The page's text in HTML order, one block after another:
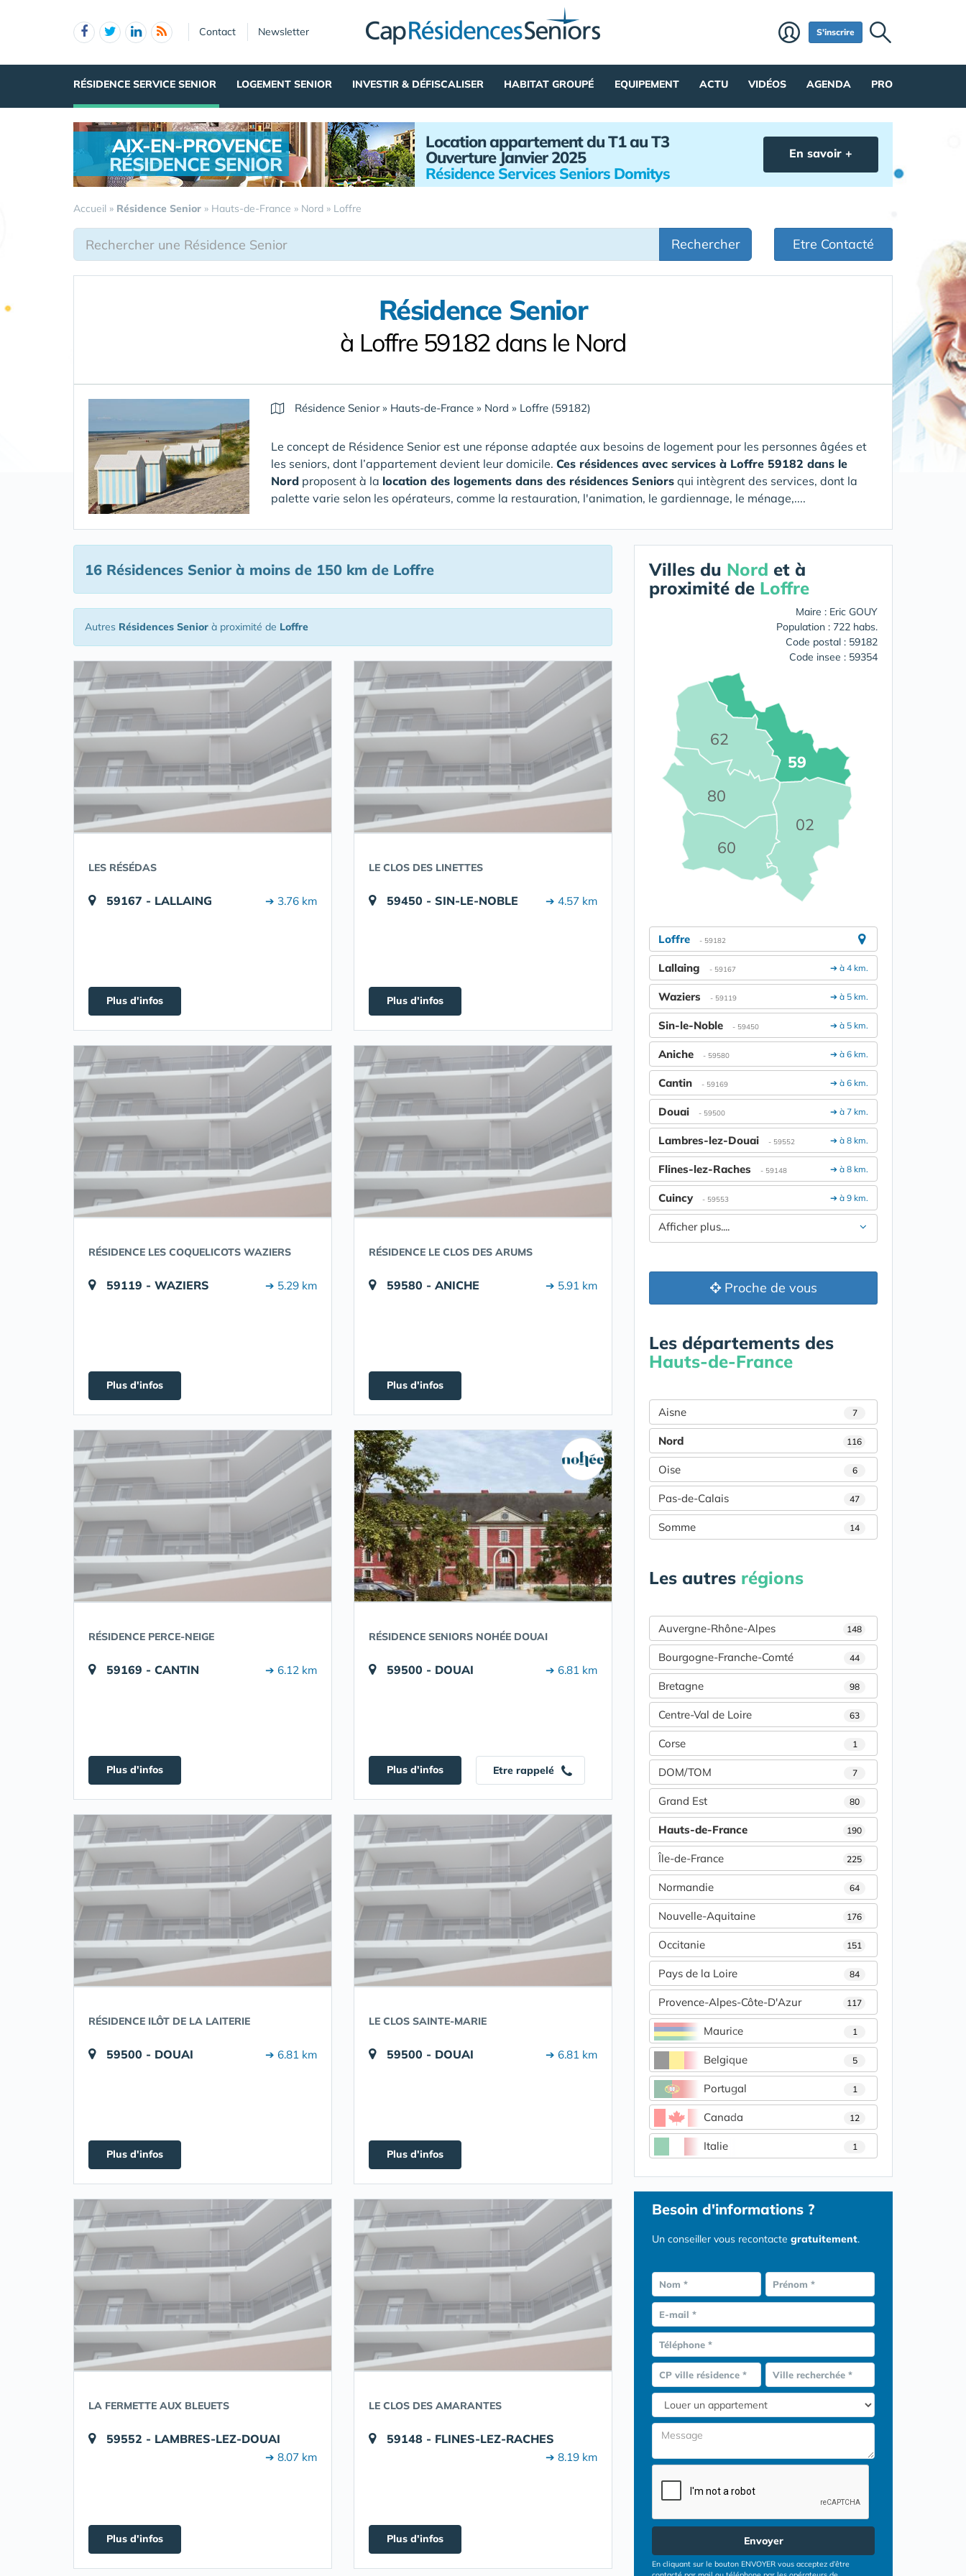
Contact Newsletter S'inscrire
RÉSIDENCE SERVICE SENIOR LOGEMENT SENIOR INVESTIR & DÉFISCALISER HABITAT GROUPÉ EQUIPEMENT ACTU VIDÉOS AGENDA PRO
AIX-EN-PROVENCE
RÉSIDENCE SENIOR
Location appartement du T1 au T3
Ouverture Janvier 2025
Résidence Services Seniors Domitys
En savoir +
Accueil » Résidence Senior » Hauts-de-France » Nord » Loffre
Rechercher Etre Contacté
Résidence Senior
à Loffre 59182 dans le Nord
Résidence Senior» Hauts-de-France » Nord » Loffre (59182)
Le concept de Résidence Senior est une réponse adaptée aux besoins de logement pour les personnes âgées et
les seniors, dont l’appartement devient leur domicile. Ces résidences avec services à Loffre 59182 dans le
Nord proposent à la location des logements dans des résidences Seniors qui intègrent des services, dont la
palette varie selon les opérateurs, comme la restauration, l'animation, le gardiennage, le ménage,....
16 Résidences Seniorà moins de 150 km de Loffre
Autres Résidences Senior à proximité de Loffre
LES RÉSÉDAS
59167 - LALLAING ➔ 3.76 km
Plus d'infos
LE CLOS DES LINETTES
59450 - SIN-LE-NOBLE ➔ 4.57 km
Plus d'infos
RÉSIDENCE LES COQUELICOTS WAZIERS
59119 - WAZIERS ➔ 5.29 km
Plus d'infos
RÉSIDENCE LE CLOS DES ARUMS
59580 - ANICHE ➔ 5.91 km
Plus d'infos
RÉSIDENCE PERCE-NEIGE
59169 - CANTIN ➔ 6.12 km
Plus d'infos
RÉSIDENCE SENIORS NOHÉE DOUAI
59500 - DOUAI ➔ 6.81 km
Plus d'infos Etre rappelé
RÉSIDENCE ILÔT DE LA LAITERIE
59500 - DOUAI ➔ 6.81 km
Plus d'infos
LE CLOS SAINTE-MARIE
59500 - DOUAI ➔ 6.81 km
Plus d'infos
LA FERMETTE AUX BLEUETS
59552 - LAMBRES-LEZ-DOUAI
➔ 8.07 km
Plus d'infos
LE CLOS DES AMARANTES
59148 - FLINES-LEZ-RACHES
➔ 8.19 km
Plus d'infos
Villes du Nord et à
proximité de Loffre
Maire : Eric GOUY
Population : 722 habs.
Code postal : 59182
Code insee : 59354
02
59
60
62
80
Loffre - 59182
➔ à 4 km.
Lallaing - 59167
➔ à 5 km.
Waziers - 59119
➔ à 5 km.
Sin-le-Noble - 59450
➔ à 6 km.
Aniche - 59580
➔ à 6 km.
Cantin - 59169
➔ à 7 km.
Douai - 59500
➔ à 8 km.
Lambres-lez-Douai - 59552
➔ à 8 km.
Flines-lez-Raches - 59148
➔ à 9 km.
Cuincy - 59553
Afficher plus....
Proche de vous
Les départements des
Hauts-de-France
Aisne 7
Nord 116
Oise 6
Pas-de-Calais 47
Somme 14
Les autres régions
Auvergne-Rhône-Alpes 148
Bourgogne-Franche-Comté 44
Bretagne 98
Centre-Val de Loire 63
Corse 1
DOM/TOM 7
Grand Est 80
Hauts-de-France 190
Île-de-France 225
Normandie 64
Nouvelle-Aquitaine 176
Occitanie 151
Pays de la Loire 84
Provence-Alpes-Côte-D'Azur 117
Maurice 1
Belgique 5
Portugal 1
Canada 12
Italie 1
Besoin d'informations ?
Un conseiller vous recontacte gratuitement.
Nom * Prénom *
E-mail *
Téléphone *
CP ville résidence * Ville recherchée *
Envoyer
En cliquant sur le bouton ENVOYER vous acceptez d’être